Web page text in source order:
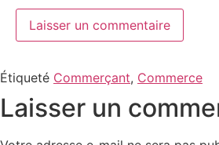
Étiqueté Commerçant, Commerce
Laisser un